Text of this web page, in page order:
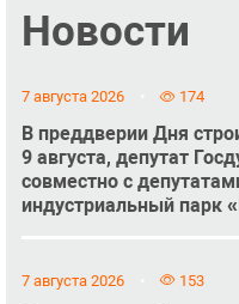
Новости
7 августа 2026 174
В преддверии Дня
9 августа, депутат
совместно с
индустриальный парк
7 августа 2026 153